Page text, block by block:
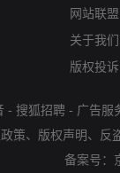
网站联盟
关于我们
版权投诉
- 搜狐招聘 - 广告服
策、 版权声明 、 反
备案号：